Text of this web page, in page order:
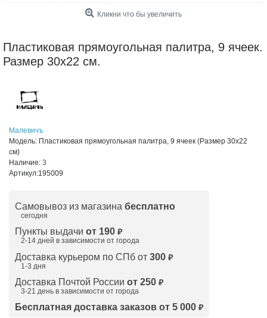
Кликни что бы увеличить
Пластиковая прямоугольная палитра, 9 ячеек.
Размер 30х22 см.
Малевичъ
Модель: Пластиковая прямоугольная палитра, 9 ячеек (Размер 30х22
см)
Наличие: 3
Артикул:195009
Самовывоз из магазина бесплатно
сегодня
Пункты выдачи от 190 ₽
2-14 дней в зависимости от города
Доставка курьером по СПб от 300 ₽
1-3 дня
Доставка Почтой России от 250 ₽
3-21 день в зависимости от города
Бесплатная доставка заказов от 5 000 ₽